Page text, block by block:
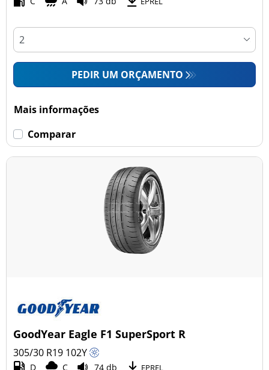
PEDIR UM ORÇAMENTO
Mais informações
Comparar
GoodYear Eagle F1 SuperSport R
305/30 R19 102Y
D C 74 db EPREL